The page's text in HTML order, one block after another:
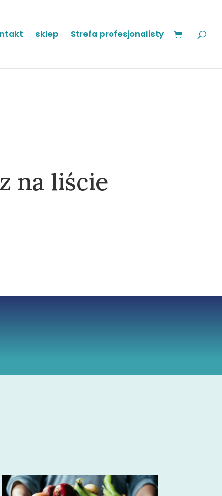
sklep Strefa profesjonalisty
na liście